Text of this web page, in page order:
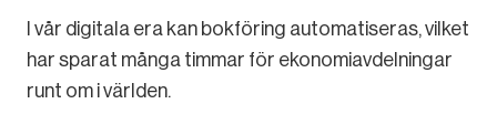
I vår digitala era kan bokföring automatiseras, vilket
har sparat många timmar för ekonomiavdelningar
runt om i världen.